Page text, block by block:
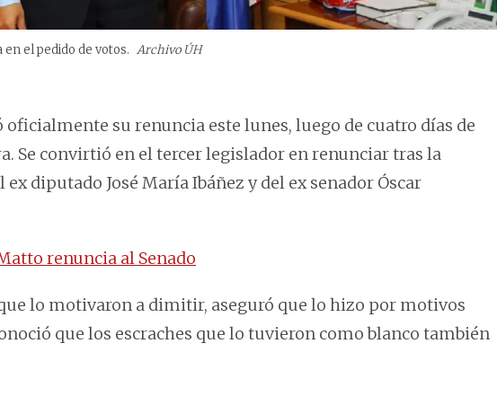
el pedido de votos. Archivo ÚH
oficialmente su renuncia este lunes, luego de cuatro días de
Se convirtió en el tercer legislador en renunciar tras la
diputado José María Ibáñez y del ex senador Óscar
renuncia al Senado
lo motivaron a dimitir, aseguró que lo hizo por motivos
que los escraches que lo tuvieron como blanco también